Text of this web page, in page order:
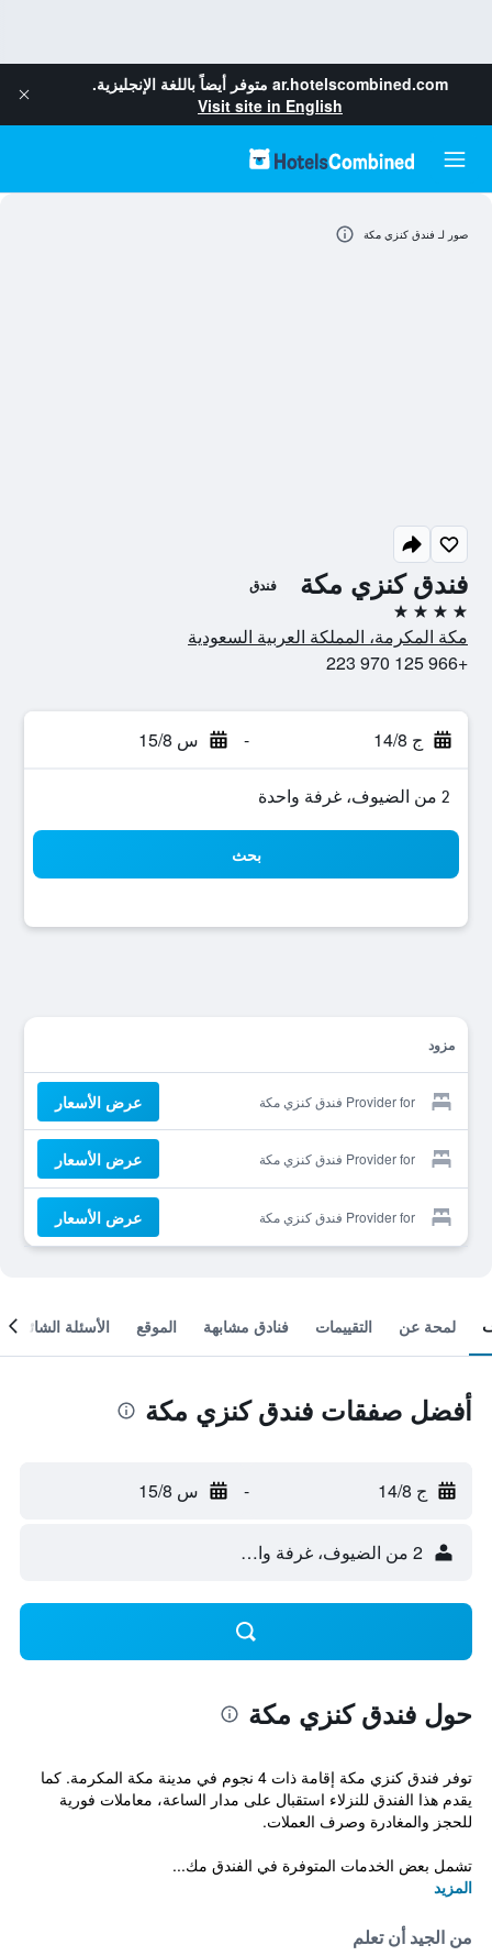
ar.hotelscombined.com متوفر أيضاً باللغة الإنجليزية.
Visit site in English
فندق كنزي مكة فندق
4 نجوم
مكة المكرمة، المملكة العربية السعودية
+966 125 970 223
ج 14/8 - س 15/8
2 من الضيوف، غرفة واحدة
بحث
مزود
Provider for فندق كنزي مكة عرض الأسعار
Provider for فندق كنزي مكة عرض الأسعار
Provider for فندق كنزي مكة عرض الأسعار
صور لـ فندق كنزي مكة
لمحة عن التقييمات فنادق مشابهة الموقع الأسئلة الشائعة
أفضل صفقات فندق كنزي مكة
ج 14/8 - س 15/8
2 من الضيوف، غرفة واحدة
حول فندق كنزي مكة
توفر فندق كنزي مكة إقامة ذات 4 نجوم في مدينة مكة المكرمة. كما
يقدم هذا الفندق للنزلاء استقبال على مدار الساعة، معاملات فورية
للحجز والمغادرة وصرف العملات.
تشمل بعض الخدمات المتوفرة في الفندق مك...
المزيد
من الجيد أن تعلم